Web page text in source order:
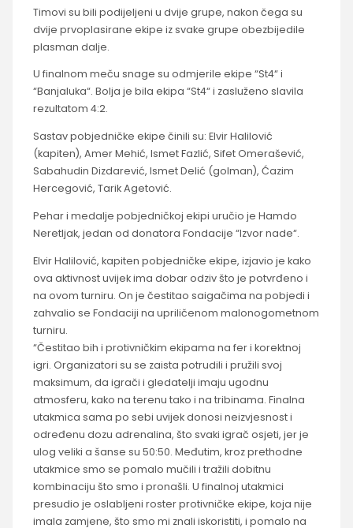
Timovi su bili podijeljeni u dvije grupe, nakon čega su
dvije prvoplasirane ekipe iz svake grupe obezbijedile
plasman dalje.
U finalnom meču snage su odmjerile ekipe “St4“ i
“Banjaluka“. Bolja je bila ekipa “St4“ i zasluženo slavila
rezultatom 4:2.
Sastav pobjedničke ekipe činili su: Elvir Halilović
(kapiten), Amer Mehić, Ismet Fazlić, Sifet Omerašević,
Sabahudin Dizdarević, Ismet Delić (golman), Ćazim
Hercegović, Tarik Agetović.
Pehar i medalje pobjedničkoj ekipi uručio je Hamdo
Neretljak, jedan od donatora Fondacije “Izvor nade“.
Elvir Halilović, kapiten pobjedničke ekipe, izjavio je kako
ova aktivnost uvijek ima dobar odziv što je potvrđeno i
na ovom turniru. On je čestitao saigačima na pobjedi i
zahvalio se Fondaciji na upriličenom malonogometnom
turniru.
“Čestitao bih i protivničkim ekipama na fer i korektnoj
igri. Organizatori su se zaista potrudili i pružili svoj
maksimum, da igrači i gledatelji imaju ugodnu
atmosferu, kako na terenu tako i na tribinama. Finalna
utakmica sama po sebi uvijek donosi neizvjesnost i
određenu dozu adrenalina, što svaki igrač osjeti, jer je
ulog veliki a šanse su 50:50. Međutim, kroz prethodne
utakmice smo se pomalo mučili i tražili dobitnu
kombinaciju što smo i pronašli. U finalnoj utakmici
presudio je oslabljeni roster protivničke ekipe, koja nije
imala zamjene, što smo mi znali iskoristiti, i pomalo na